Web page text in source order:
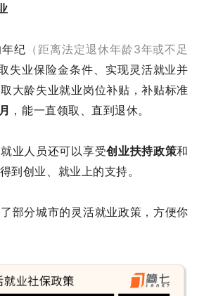
纪 （距离法定退休年龄3年或不足
失业保险金条件、实现灵活就业并
大龄失业就业岗位补贴，补贴标准
，能一直领取、直到退休。
业人员还可以享受创业扶持政策和
得到创业、就业上的支持。
部分城市的灵活就业政策，方便你